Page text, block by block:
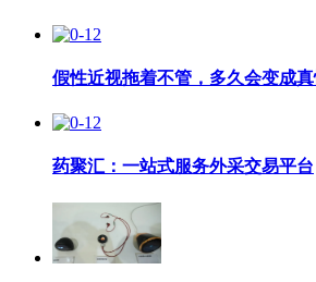
假性近视拖着不管，多久会变成真
药聚汇：一站式服务外采交易平台